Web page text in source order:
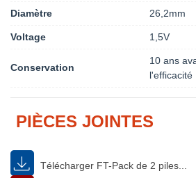
Diamètre 26,2mm
Voltage 1,5V
Conservation
10 ans
l'efficacité
PIÈCES JOINTES
Télécharger FT-Pack de 2 piles...